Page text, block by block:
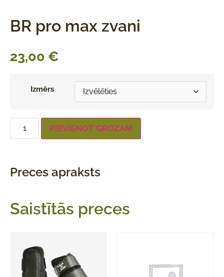
BR pro max zvani
23,00 €
Izmērs
PIEVIENOT GROZAM
Preces apraksts
Saistītās preces